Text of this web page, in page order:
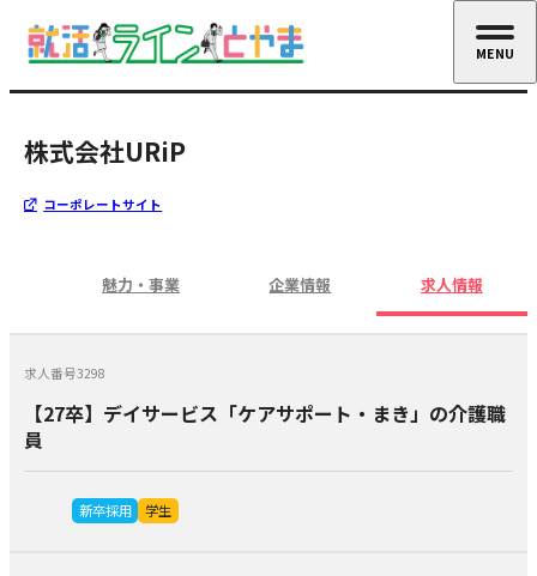
株式会社URiP
コーポレートサイト
魅力・事業 企業情報 求人情報
求人番号3298
【27卒】デイサービス「ケアサポート・まき」の介護職
員
新卒採用 学生
MENU